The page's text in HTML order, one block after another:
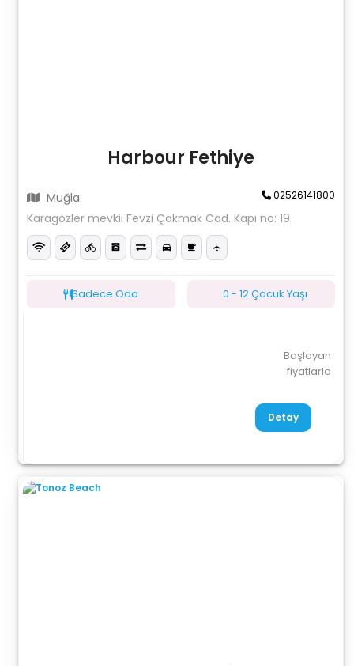
Harbour Fethiye
Muğla 02526141800
Karagözler mevkii Fevzi Çakmak Cad. Kapı no: 19
Sadece Oda 0 - 12 Çocuk Yaşı
Başlayan
fiyatlarla
Detay